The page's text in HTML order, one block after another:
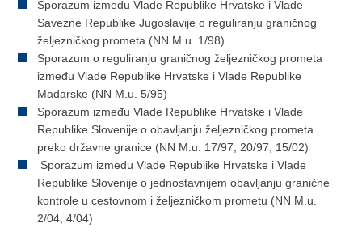
Sporazum između Vlade Republike Hrvatske i Vlade
Savezne Republike Jugoslavije o reguliranju graničnog
željezničkog prometa (NN M.u. 1/98)
Sporazum o reguliranju graničnog željezničkog prometa
između Vlade Republike Hrvatske i Vlade Republike
Mađarske (NN M.u. 5/95)
Sporazum između Vlade Republike Hrvatske i Vlade
Republike Slovenije o obavljanju željezničkog prometa
preko državne granice (NN M.u. 17/97, 20/97, 15/02)
Sporazum između Vlade Republike Hrvatske i Vlade
Republike Slovenije o jednostavnijem obavljanju granične
kontrole u cestovnom i željezničkom prometu (NN M.u.
2/04, 4/04)